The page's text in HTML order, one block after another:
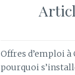
Offres d’emploi à
pourquoi